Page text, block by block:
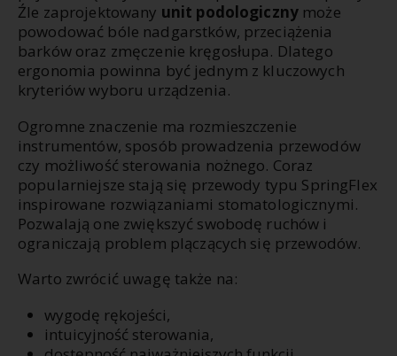
Źle zaprojektowany unit podologiczny może
powodować bóle nadgarstków, przeciążenia
barków oraz zmęczenie kręgosłupa. Dlatego
ergonomia powinna być jednym z kluczowych
kryteriów wyboru urządzenia.
Ogromne znaczenie ma rozmieszczenie
instrumentów, sposób prowadzenia przewodów
czy możliwość sterowania nożnego. Coraz
popularniejsze stają się przewody typu SpringFlex
inspirowane rozwiązaniami stomatologicznymi.
Pozwalają one zwiększyć swobodę ruchów i
ograniczają problem plączących się przewodów.
Warto zwrócić uwagę także na:
wygodę rękojeści,
intuicyjność sterowania,